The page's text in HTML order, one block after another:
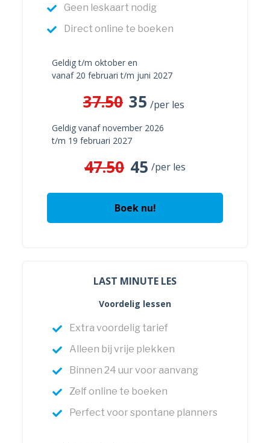
Geen leskaart nodig
Direct online te boeken
Geldig t/m oktober en
vanaf 20 februari t/m juni 2027
37.50 35 /per les
Geldig vanaf november 2026
t/m 19 februari 2027
47.50 45 /per les
Boek nu!
LAST MINUTE LES
Voordelig lessen
Extra voordelig tarief
Alleen bij vrije plekken
Binnen 24 uur voor aanvang
Zelf online te boeken
Perfect voor spontane planners